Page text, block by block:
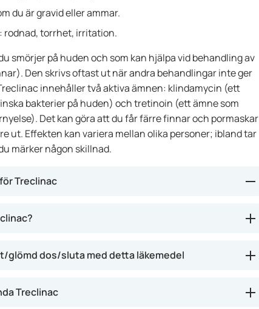
du är gravid eller ammar.
rodnad, torrhet, irritation.
smörjer på huden och som kan hjälpa vid behandling av
Den skrivs oftast ut när andra behandlingar inte ger
innehåller två aktiva ämnen: klindamycin (ett
bakterier på huden) och tretinoin (ett ämne som
Det kan göra att du får färre finnar och pormaskar
ut. Effekten kan variera mellan olika personer; ibland tar
märker någon skillnad.
Treclinac
genom att klindamycin kan minska mängden bakterier på
Tretinoin gör att huden förnyas snabbare och hjälper
Din hud kan bli jämnare och lugnare. Kom ihåg att
glömd dos/sluta med detta läkemedel
Treclinac